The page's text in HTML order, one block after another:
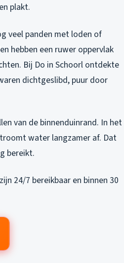
plakt.
veel panden met loden of
hebben een ruwer oppervlak
Bij Do in Schoorl ontdekte
dichtgeslibd, puur door
van de binnenduinrand. In het
water langzamer af. Dat
bereikt.
24/7 bereikbaar en binnen 30